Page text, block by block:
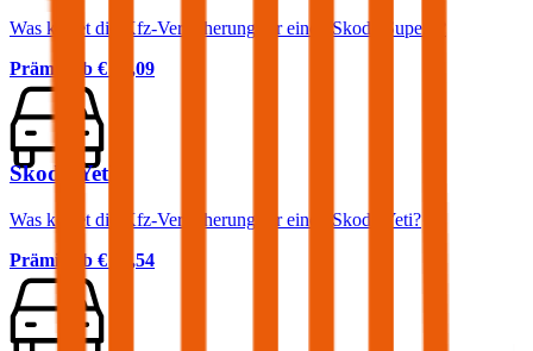
Was kostet die Kfz-Versicherung für einen Skoda Superb?
Prämie ab € 74,09
Skoda Yeti
Was kostet die Kfz-Versicherung für einen Skoda Yeti?
Prämie ab € 60,54